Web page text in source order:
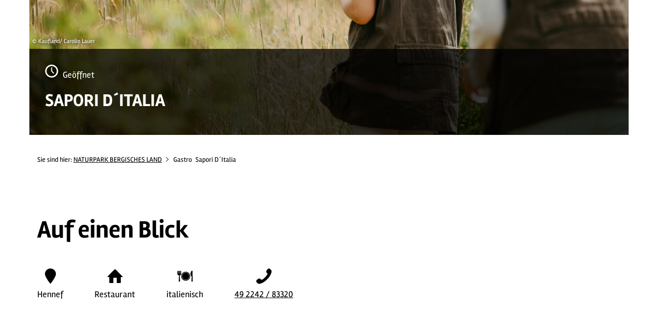
© Kaufland/ Carolin Lauer
Geöffnet
SAPORI D´ITALIA
Sie sind hier: NATURPARK BERGISCHES LAND Gastro Sapori D´Italia
Auf einen Blick
Hennef Restaurant italienisch 49 2242 / 83320